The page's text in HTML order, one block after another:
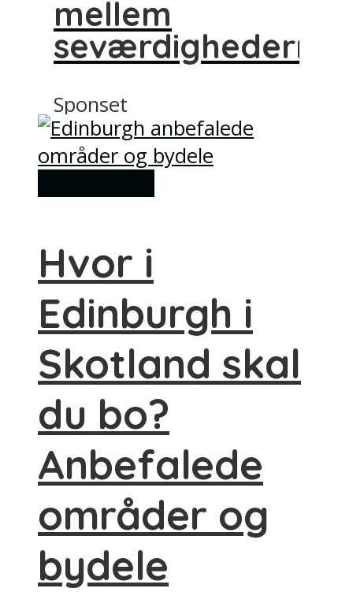
mellem
seværdighederne
Sponset
Hvor i
Edinburgh i
Skotland skal
du bo?
Anbefalede
områder og
bydele